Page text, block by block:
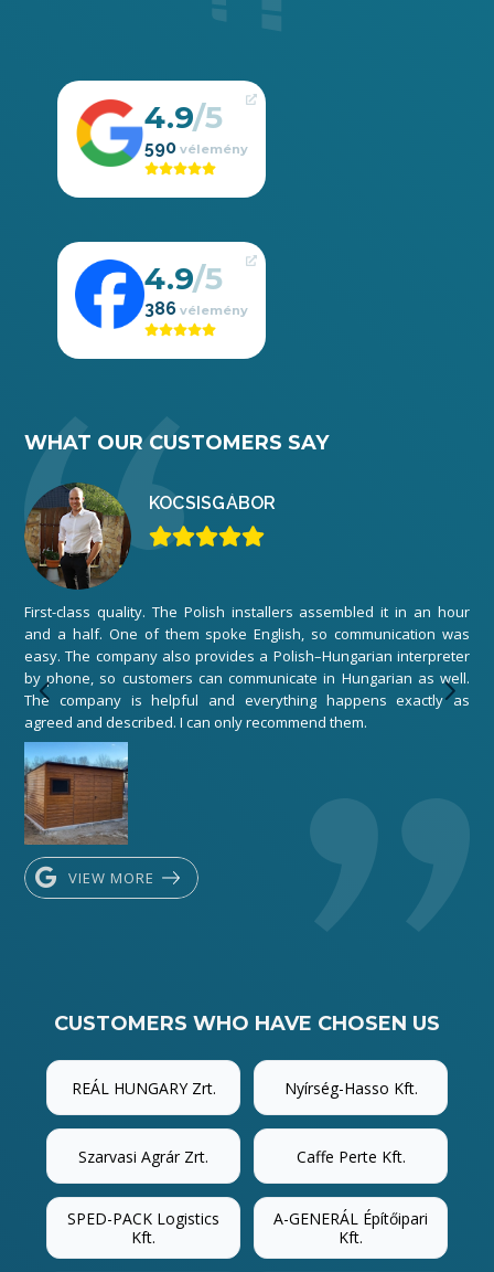
4.9
590
4.9
386
WHAT OUR CUSTOMERS SAY
KOCSISGÁBOR
First-class quality. The Polish installers assembled it in an hour
and a half. One of them spoke English, so communication was
easy. The company also provides a Polish–Hungarian interpreter
by phone, so customers can communicate in Hungarian as well.
The company is helpful and everything happens exactly as
agreed and described. I can only recommend them.
VIEW MORE
CUSTOMERS WHO HAVE CHOSEN US
REÁL HUNGARY Zrt. Nyírség-Hasso Kft.
Szarvasi Agrár Zrt. Caffe Perte Kft.
SPED-PACK Logistics
Kft.
A-GENERÁL Építőipari
Kft.